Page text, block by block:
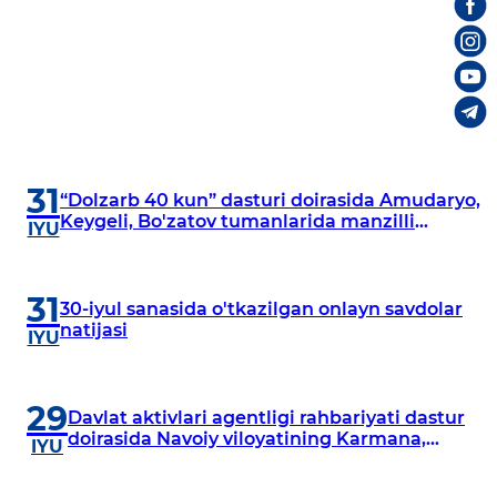
31
IYU
“Dolzarb 40 kun” dasturi doirasida Amudaryo,
Keygeli, Bo'zatov tumanlarida manzilli
31
IYU
30-iyul sanasida o'tkazilgan onlayn savdolar
natijasi
29
IYU
Davlat aktivlari agentligi rahbariyati dastur
doirasida Navoiy viloyatining Karmana,